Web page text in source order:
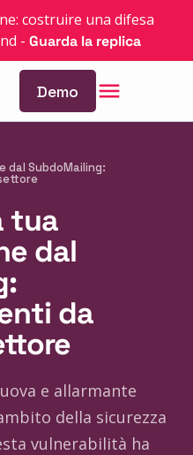
costruire una difesa
- Guarda la replica
Demo
dal SubdoMailing:
tua
dal
da
e allarmante
della sicurezza
vulnerabilità ha